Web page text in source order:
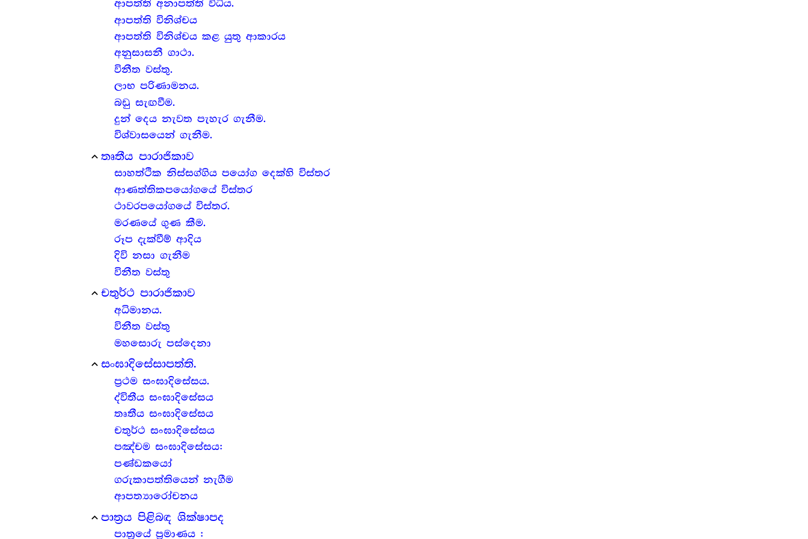
ආපත්ති අනාපත්ති විධිය.
ආපත්ති විනිශ්චය
ආපත්ති විනිශ්චය කළ යුතු ආකාරය
අනුසාසනී ගාථා.
විනීත වස්තු.
ලාභ පරිණාමනය.
බඩු සැඟවීම.
දුන් දෙය නැවත පැහැර ගැනීම.
විශ්වාසයෙන් ගැනීම.
expand_less තෘතීය පාරාජිකාව
සාහත්ථික නිස්සග්ගිය පයෝග දෙක්හි විස්තර
ආණත්තිකපයෝගයේ විස්තර
ථාවරපයෝගයේ විස්තර.
මරණයේ ගුණ කීම.
රූප දැක්වීම් ආදිය
දිවි නසා ගැනීම
විනීත වස්තු
expand_less චතුර්ථ පාරාජිකාව
අධිමානය.
විනීත වස්තු
මහසොරු පස්දෙනා
expand_less සංඝාදිසේසාපත්ති.
ප්‍ර‍ථම සංඝාදිසේසය.
ද්විතීය සංඝාදිසේසය
තෘතීය සංඝාදිසේසය
චතුර්ථ සංඝාදිසේසය
පඤ්චම සංඝාදිසේසය:
පණ්ඩකයෝ
ගරුකාපත්තියෙන් නැගීම
ආපත්‍යාරෝචනය
expand_less පාත්‍ර‍ය පිළිබඳ ශික්ෂාපද
පාත්‍රයේ ප්‍ර‍මාණය :